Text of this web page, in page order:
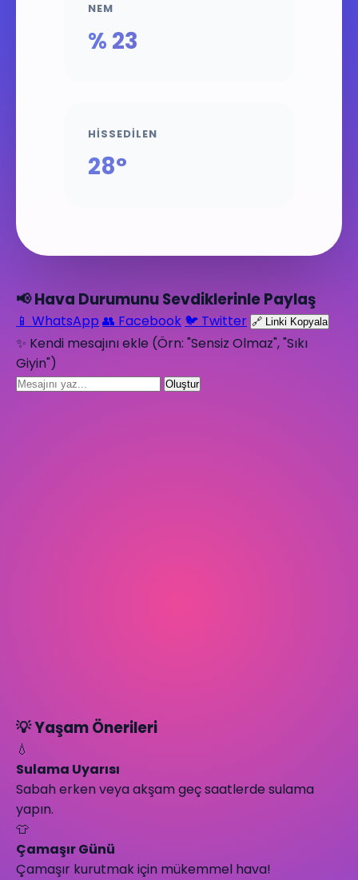
NEM
% 23
HISSEDILEN
28°
📢 Hava Durumunu Sevdiklerinle Paylaş
📱 WhatsApp 👥 Facebook 🐦 Twitter 🔗 Linki Kopyala
✨ Kendi mesajını ekle (Örn: "Sensiz Olmaz", "Sıkı
Giyin")
Oluştur
💡 Yaşam Önerileri
💧
Sulama Uyarısı
Sabah erken veya akşam geç saatlerde sulama
yapın.
👕
Çamaşır Günü
Çamaşır kurutmak için mükemmel hava!